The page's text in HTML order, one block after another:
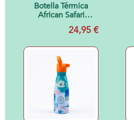
Botella Térmica
African Safari
260ml24,95 €